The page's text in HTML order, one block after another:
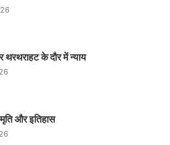
थरथराहट के दौर में न्याय
और इतिहास